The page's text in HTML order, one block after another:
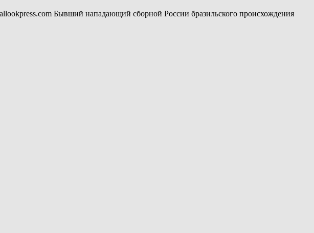
Бывший нападающий сборной России бразильского происхождения